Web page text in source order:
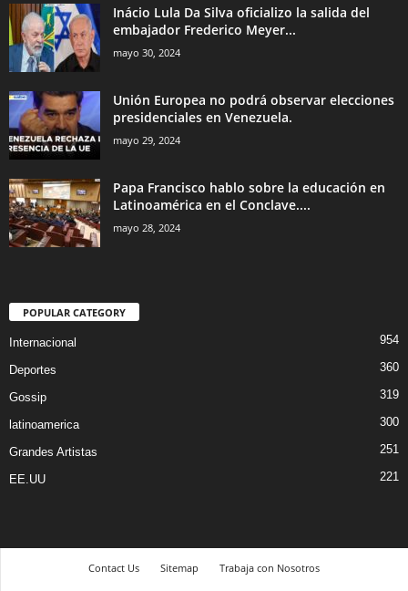
Inácio Lula Da Silva oficializo la salida del
embajador Frederico Meyer...
mayo 30, 2024
Unión Europea no podrá observar elecciones
presidenciales en Venezuela.
mayo 29, 2024
Papa Francisco hablo sobre la educación en
Latinoamérica en el Conclave....
mayo 28, 2024
POPULAR CATEGORY
Internacional 954
Deportes 360
Gossip 319
latinoamerica 300
Grandes Artistas 251
EE.UU 221
Contact Us Sitemap
Trabaja con Nosotros